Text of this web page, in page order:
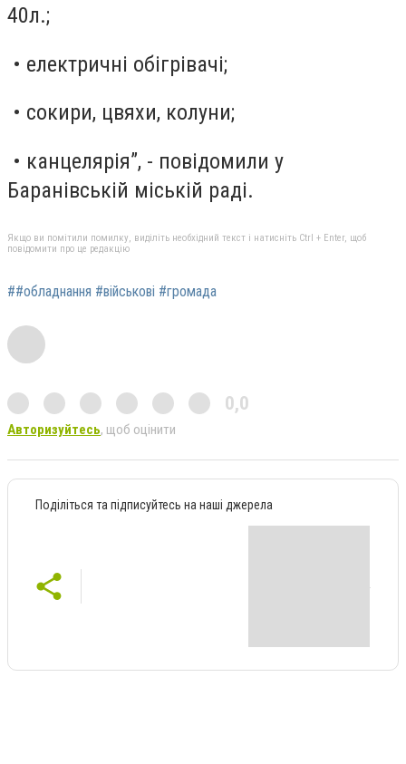
40л.;
• електричні обігрівачі;
• сокири, цвяхи, колуни;
• канцелярія”, - повідомили у
Баранівській міській раді.
Якщо ви помітили помилку, виділіть необхідний текст і натисніть Ctrl + Enter, щоб
повідомити про це редакцію
##обладнання #військові #громада
0,0
Авторизуйтесь, щоб оцінити
Поділіться та підписуйтесь на наші джерела